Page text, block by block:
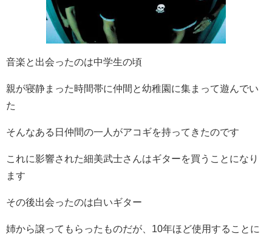
音楽と出会ったのは中学生の頃
親が寝静まった時間帯に仲間と幼稚園に集まって遊んでい
た
そんなある日仲間の一人がアコギを持ってきたのです
これに影響された細美武士さんはギターを買うことになり
ます
その後出会ったのは白いギター
姉から譲ってもらったものだが、10年ほど使用することに